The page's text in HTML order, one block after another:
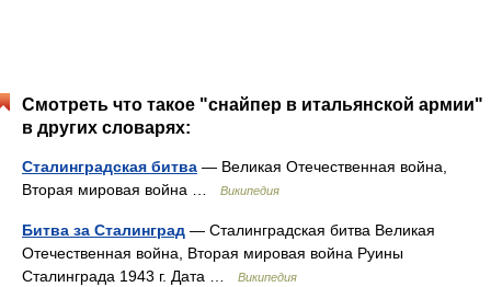
Смотреть что такое "снайпер в итальянской армии"
в других словарях:
Сталинградская битва — Великая Отечественная война,
Вторая мировая война …
Википедия
Битва за Сталинград — Сталинградская битва Великая
Отечественная война, Вторая мировая война Руины
Сталинграда 1943 г. Дата …
Википедия